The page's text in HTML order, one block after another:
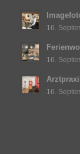
16.
16.
16.